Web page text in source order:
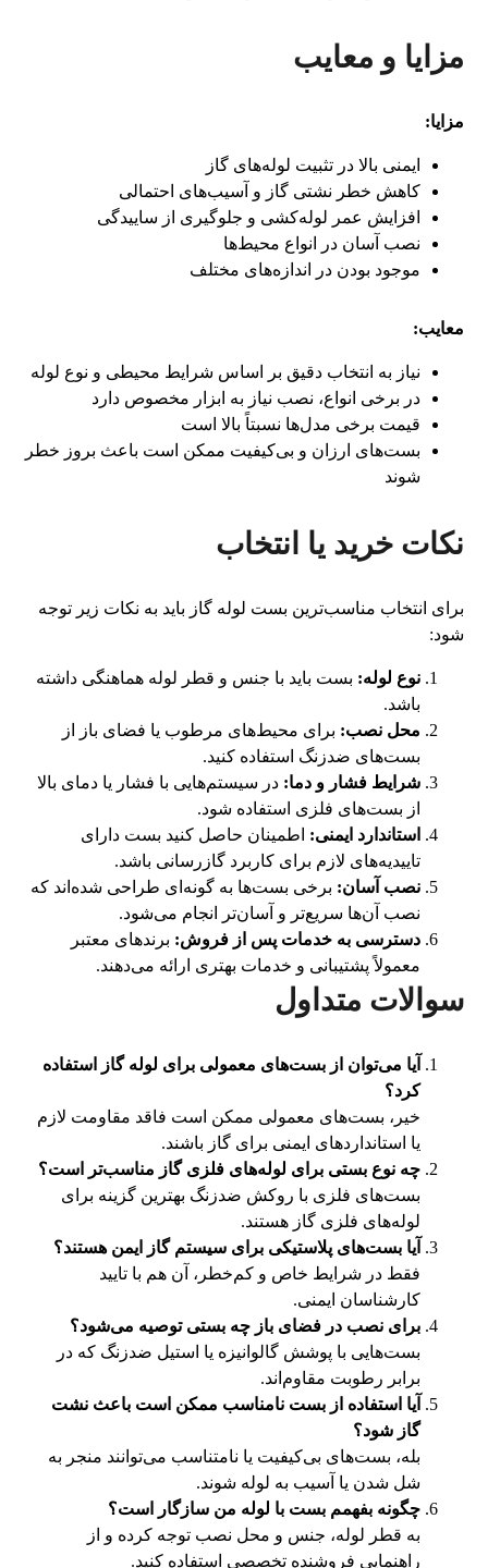
مزایا و معایب
مزایا:
ایمنی بالا در تثبیت لوله‌های گاز
کاهش خطر نشتی گاز و آسیب‌های احتمالی
افزایش عمر لوله‌کشی و جلوگیری از ساییدگی
نصب آسان در انواع محیط‌ها
موجود بودن در اندازه‌های مختلف
معایب:
نیاز به انتخاب دقیق بر اساس شرایط محیطی و نوع لوله
در برخی انواع، نصب نیاز به ابزار مخصوص دارد
قیمت برخی مدل‌ها نسبتاً بالا است
بست‌های ارزان و بی‌کیفیت ممکن است باعث بروز خطر
شوند
نکات خرید یا انتخاب
برای انتخاب مناسب‌ترین بست لوله گاز باید به نکات زیر توجه
شود:
نوع لوله: بست باید با جنس و قطر لوله هماهنگی داشته
باشد.
محل نصب: برای محیط‌های مرطوب یا فضای باز از
بست‌های ضدزنگ استفاده کنید.
شرایط فشار و دما: در سیستم‌هایی با فشار یا دمای بالا
از بست‌های فلزی استفاده شود.
استاندارد ایمنی: اطمینان حاصل کنید بست دارای
تاییدیه‌های لازم برای کاربرد گازرسانی باشد.
نصب آسان: برخی بست‌ها به گونه‌ای طراحی شده‌اند که
نصب آن‌ها سریع‌تر و آسان‌تر انجام می‌شود.
دسترسی به خدمات پس از فروش: برندهای معتبر
معمولاً پشتیبانی و خدمات بهتری ارائه می‌دهند.
سوالات متداول
آیا می‌توان از بست‌های معمولی برای لوله گاز استفاده
کرد؟
خیر، بست‌های معمولی ممکن است فاقد مقاومت لازم
یا استانداردهای ایمنی برای گاز باشند.
چه نوع بستی برای لوله‌های فلزی گاز مناسب‌تر است؟
بست‌های فلزی با روکش ضدزنگ بهترین گزینه برای
لوله‌های فلزی گاز هستند.
آیا بست‌های پلاستیکی برای سیستم گاز ایمن هستند؟
فقط در شرایط خاص و کم‌خطر، آن هم با تایید
کارشناسان ایمنی.
برای نصب در فضای باز چه بستی توصیه می‌شود؟
بست‌هایی با پوشش گالوانیزه یا استیل ضدزنگ که در
برابر رطوبت مقاوم‌اند.
آیا استفاده از بست نامناسب ممکن است باعث نشت
گاز شود؟
بله، بست‌های بی‌کیفیت یا نامتناسب می‌توانند منجر به
شل شدن یا آسیب به لوله شوند.
چگونه بفهمم بست با لوله من سازگار است؟
به قطر لوله، جنس و محل نصب توجه کرده و از
راهنمایی فروشنده تخصصی استفاده کنید.